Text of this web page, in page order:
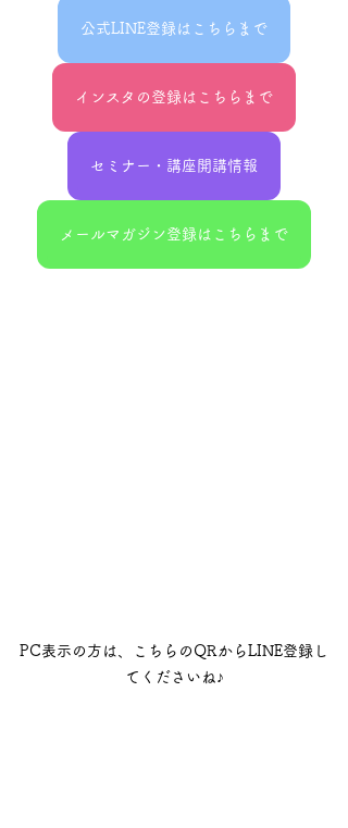
公式LINE登録はこちらまで
インスタの登録はこちらまで
セミナー・講座開講情報
メールマガジン登録はこちらまで
PC表示の方は、こちらのQRからLINE登録し
てくださいね♪